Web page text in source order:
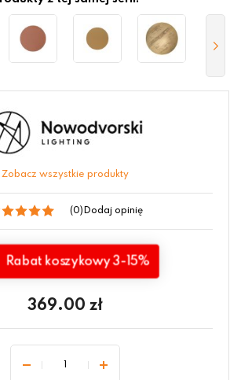
Zobacz wszystkie produkty
(0) Dodaj opinię
Rabat koszykowy 3-15%
369.00 zł